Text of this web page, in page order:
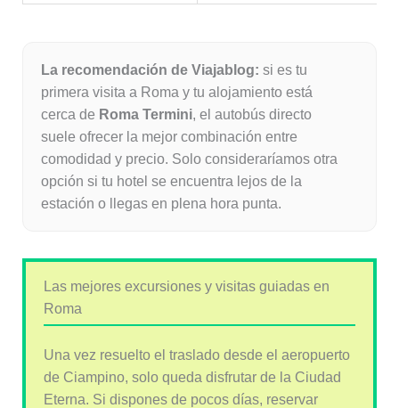
La recomendación de Viajablog: si es tu
primera visita a Roma y tu alojamiento está
cerca de Roma Termini, el autobús directo
suele ofrecer la mejor combinación entre
comodidad y precio. Solo consideraríamos otra
opción si tu hotel se encuentra lejos de la
estación o llegas en plena hora punta.
Las mejores excursiones y visitas guiadas en
Roma
Una vez resuelto el traslado desde el aeropuerto
de Ciampino, solo queda disfrutar de la Ciudad
Eterna. Si dispones de pocos días, reservar